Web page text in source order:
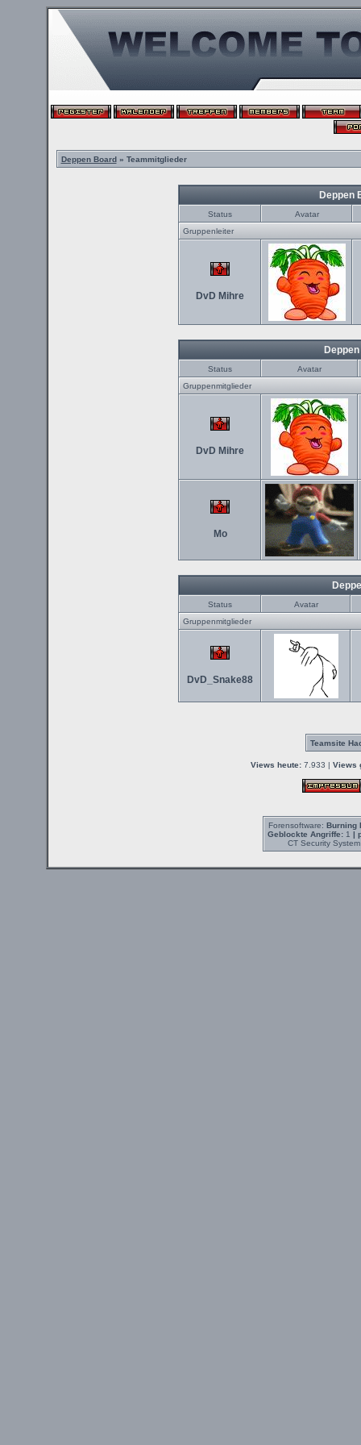
Deppen Board» Teammitglieder
Deppen
Status
Avatar
Gruppenleiter
DvD Mihre
Status
Avatar
Gruppenmitglieder
DvD Mihre
Mo
Status
Avatar
Gruppenmitglieder
DvD_Snake88
Teamsite
Views heute:7.933 | Views
Forensoftware: Burning
Geblockte Angriffe:1 |
CT Security